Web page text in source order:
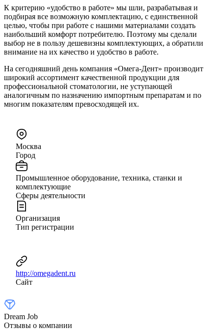
К критерию «удобство в работе» мы шли, разрабатывая и
подбирая все возможную комплектацию, с единственной
целью, чтобы при работе с нашими материалами создать
наибольший комфорт потребителю. Поэтому мы сделали
выбор не в пользу дешевизны комплектующих, а обратили
внимание на их качество и удобство в работе.
На сегодняшний день компания «Омега-Дент» производит
широкий ассортимент качественной продукции для
профессиональной стоматологии, не уступающей
аналогичным по назначению импортным препаратам и по
многим показателям превосходящей их.
Москва
Город
Промышленное оборудование, техника, станки и
комплектующие
Сферы деятельности
Организация
Тип регистрации
http://omegadent.ru
Сайт
Dream Job
Отзывы о компании